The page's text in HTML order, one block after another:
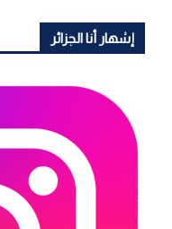
إشهار أنا الجزائر